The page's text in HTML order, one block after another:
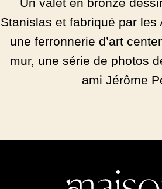
Stanislas et fabriqué par les
une ferronnerie d’art
mur, une série de photos
ami Jérôme